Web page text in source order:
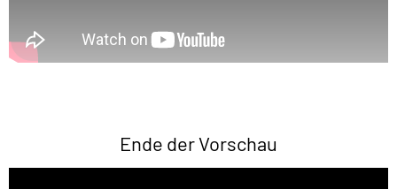
Ende der Vorschau